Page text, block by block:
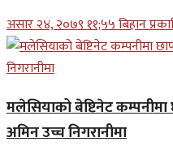
असार २४, २०७९ ११;५५ बिहान
मलेसियाको बेष्टिनेट
अमिन उच्च निगरानीमा